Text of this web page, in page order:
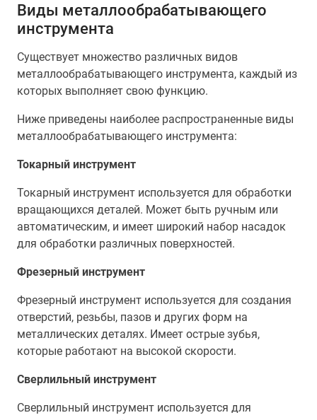
Виды металлообрабатывающего
инструмента
Существует множество различных видов
металлообрабатывающего инструмента, каждый из
которых выполняет свою функцию.
Ниже приведены наиболее распространенные виды
металлообрабатывающего инструмента:
Токарный инструмент
Токарный инструмент используется для обработки
вращающихся деталей. Может быть ручным или
автоматическим, и имеет широкий набор насадок
для обработки различных поверхностей.
Фрезерный инструмент
Фрезерный инструмент используется для создания
отверстий, резьбы, пазов и других форм на
металлических деталях. Имеет острые зубья,
которые работают на высокой скорости.
Сверлильный инструмент
Сверлильный инструмент используется для